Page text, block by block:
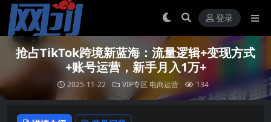
登录
抢占TikTok跨境新蓝海：流量逻辑+变现方式
+账号运营，新手月入1万+
2025-11-22 VIP专区 电商运营 134